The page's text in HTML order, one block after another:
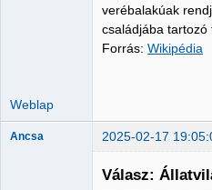
verébalakúak
családjába tartozó
Forrás: Wikipédia
Weblap
Ancsa 2025-02-17
Válasz: